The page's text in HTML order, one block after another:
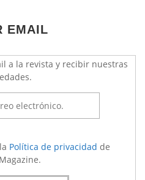
EMAIL
a la revista y recibir nuestras
Política de privacidad de